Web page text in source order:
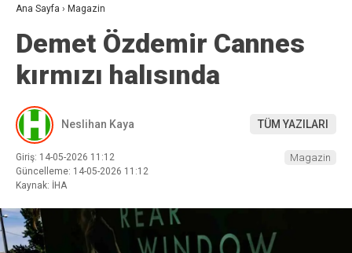
Ana Sayfa › Magazin
Demet Özdemir Cannes
kırmızı halısında
Neslihan Kaya TÜM YAZILARI
Giriş: 14-05-2026 11:12
Güncelleme: 14-05-2026 11:12
Kaynak: İHA
Magazin